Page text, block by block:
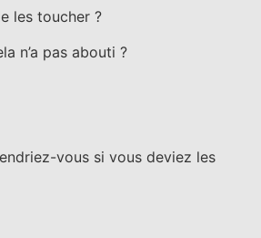
les toucher ?
n’a pas abouti ?
vous si vous deviez les